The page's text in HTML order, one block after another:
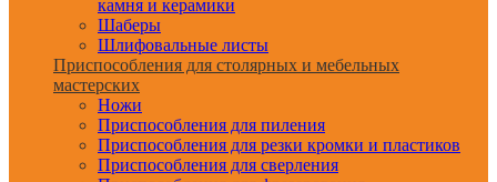
камня и керамики
Шаберы
Шлифовальные листы
Приспособления для столярных и мебельных
мастерских
Ножи
Приспособления для пиления
Приспособления для резки кромки и пластиков
Приспособления для сверления